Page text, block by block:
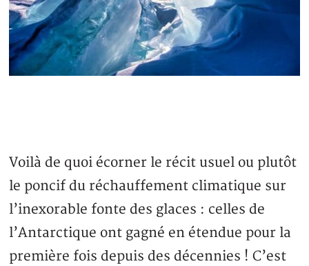
Voilà de quoi écorner le récit usuel ou plutôt
le poncif du réchauffement climatique sur
l’inexorable fonte des glaces : celles de
l’Antarctique ont gagné en étendue pour la
première fois depuis des décennies ! C’est